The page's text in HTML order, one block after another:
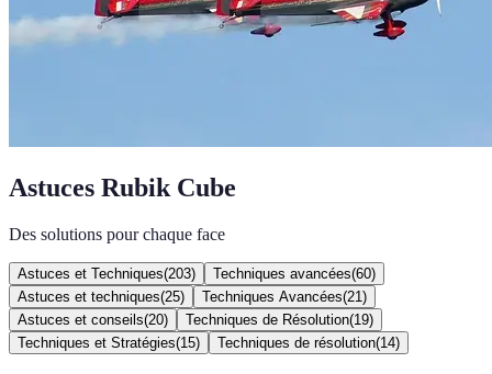
Astuces Rubik Cube
Des solutions pour chaque face
Astuces et Techniques(203) Techniques avancées(60)
Astuces et techniques(25) Techniques Avancées(21 )
Astuces et conseils(20) Techniques de Résolution(19)
Techniques et Stratégies(15) Techniques de résolution(14)